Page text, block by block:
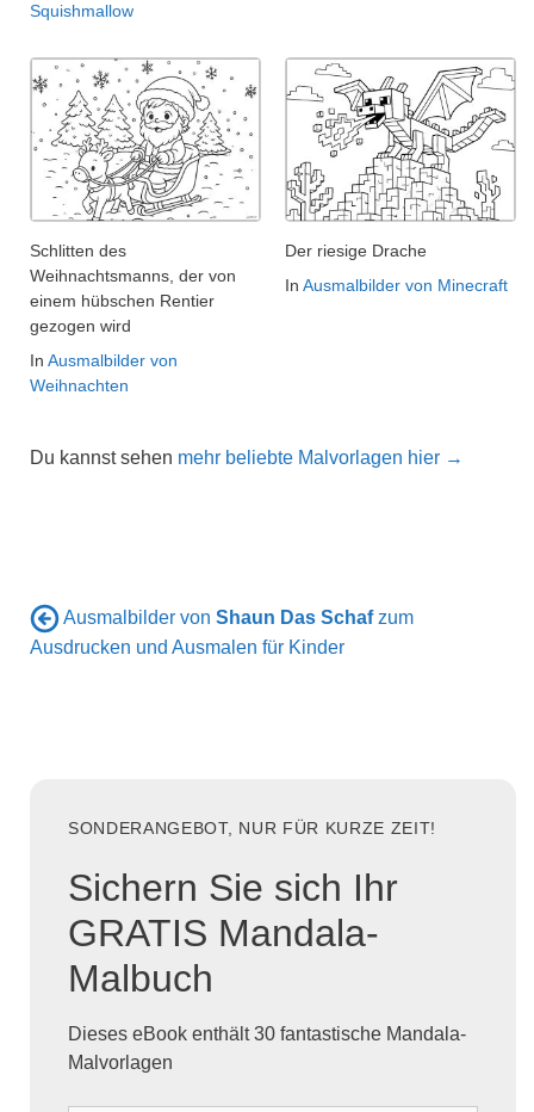
Squishmallow
Schlitten des
Weihnachtsmanns, der von
einem hübschen Rentier
gezogen wird
In Ausmalbilder von
Weihnachten
Der riesige Drache
In Ausmalbilder von Minecraft
Du kannst sehen mehr beliebte Malvorlagen hier →
Ausmalbilder von Shaun Das Schafzum
Ausdrucken und Ausmalen für Kinder
SONDERANGEBOT, NUR FÜR KURZE ZEIT!
Sichern Sie sich Ihr
GRATIS Mandala-
Malbuch
Dieses eBook enthält 30 fantastische Mandala-
Malvorlagen